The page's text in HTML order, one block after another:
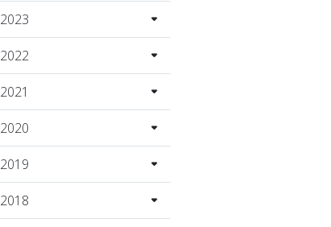
2023
2022
2021
2020
2019
2018